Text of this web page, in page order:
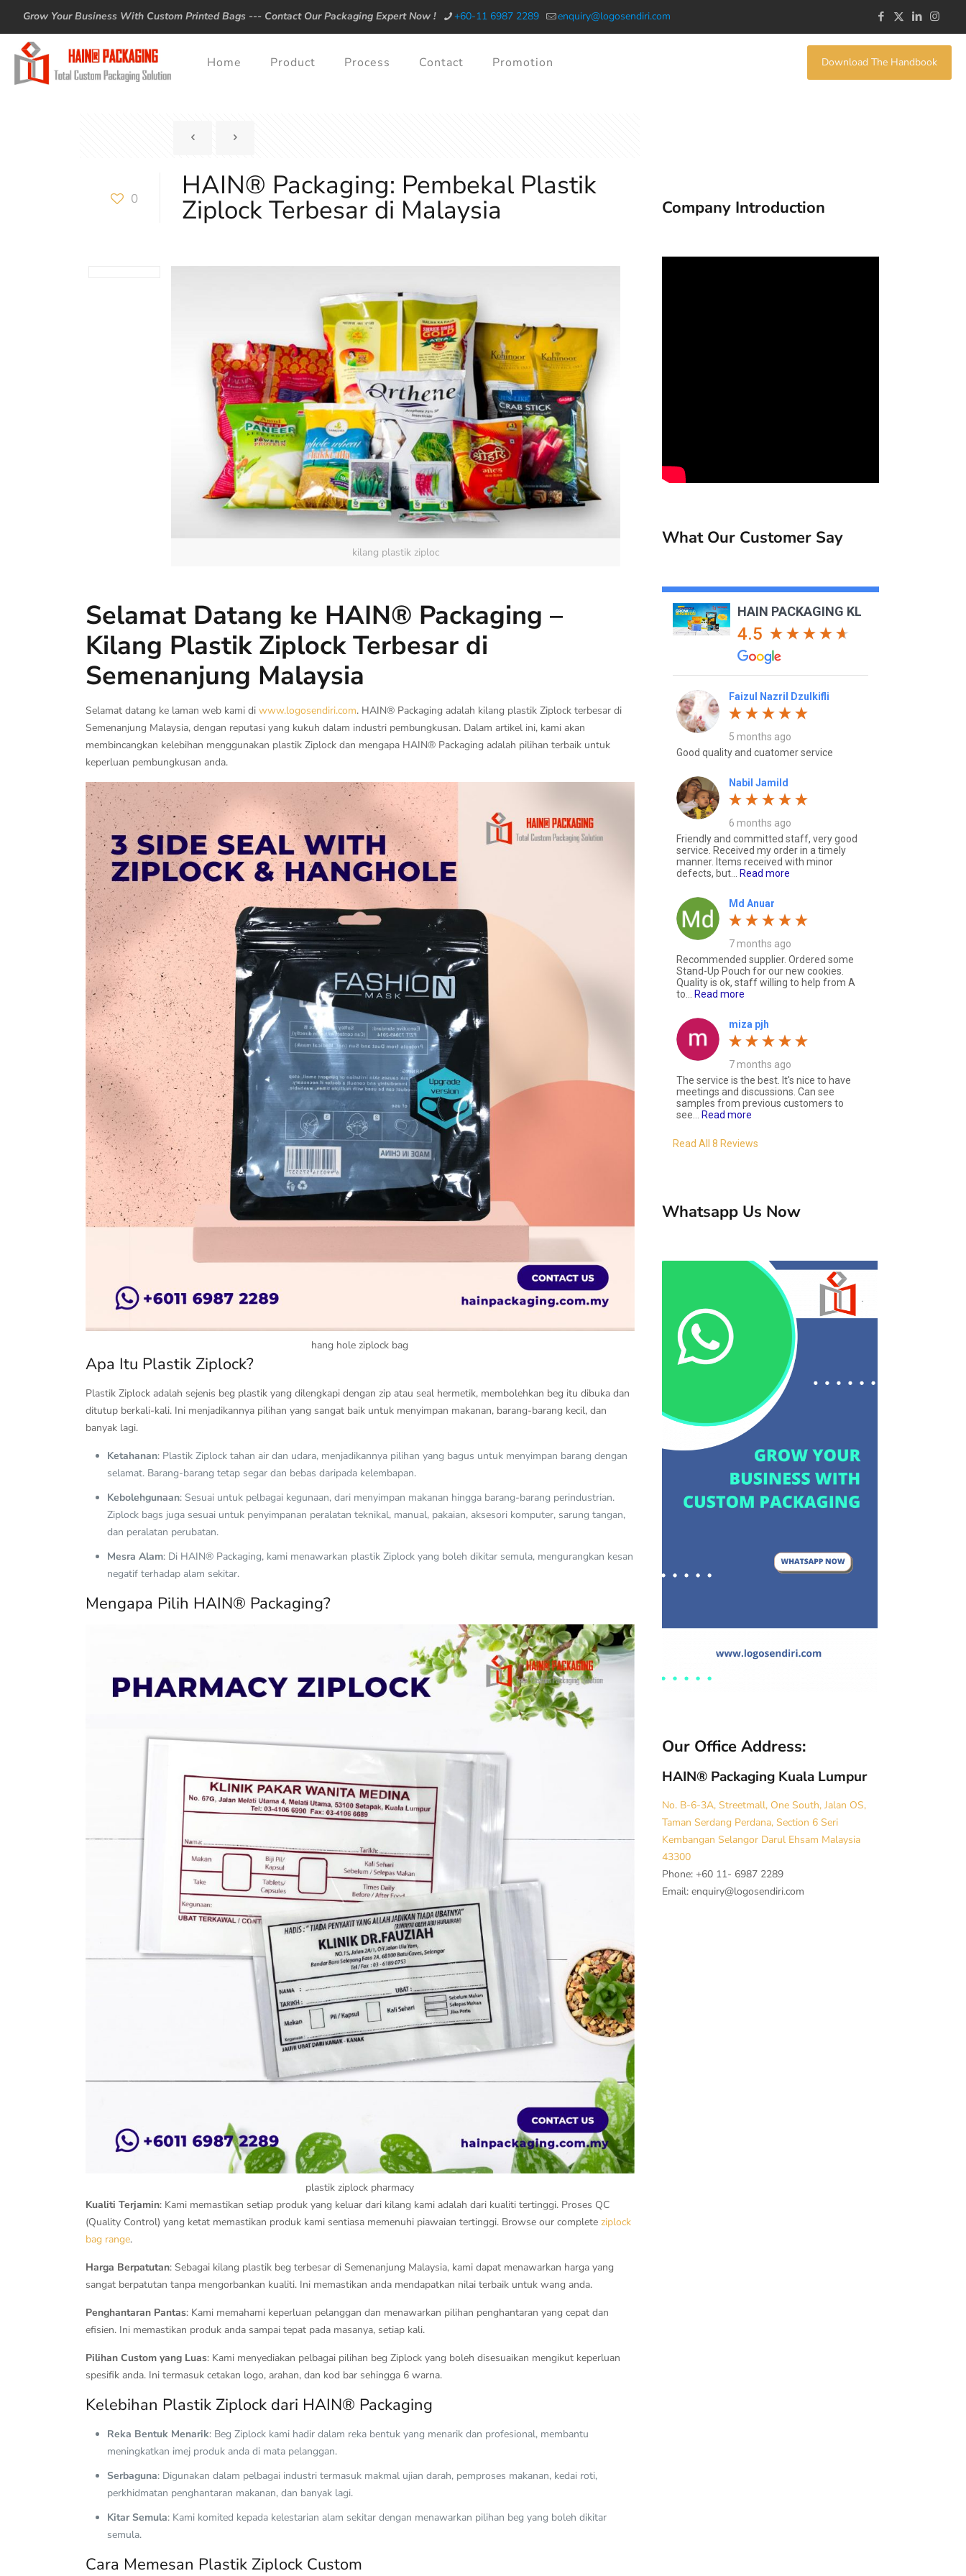
Grow Your Business With Custom Printed Bags --- Contact Our Packaging Expert Now ! +60-11 6987 2289 enquiry@logosendiri.com
Home Product Process Contact Promotion Download The Handbook
0 HAIN® Packaging: Pembekal Plastik
Ziplock Terbesar di Malaysia
kilang plastik ziploc
Selamat Datang ke HAIN® Packaging –
Kilang Plastik Ziplock Terbesar di
Semenanjung Malaysia
Selamat datang ke laman web kami di www.logosendiri.com. HAIN® Packaging adalah kilang plastik Ziplock terbesar di
Semenanjung Malaysia, dengan reputasi yang kukuh dalam industri pembungkusan. Dalam artikel ini, kami akan
membincangkan kelebihan menggunakan plastik Ziplock dan mengapa HAIN® Packaging adalah pilihan terbaik untuk
keperluan pembungkusan anda.
hang hole ziplock bag
Apa Itu Plastik Ziplock?
Plastik Ziplock adalah sejenis beg plastik yang dilengkapi dengan zip atau seal hermetik, membolehkan beg itu dibuka dan
ditutup berkali-kali. Ini menjadikannya pilihan yang sangat baik untuk menyimpan makanan, barang-barang kecil, dan
banyak lagi.
Ketahanan: Plastik Ziplock tahan air dan udara, menjadikannya pilihan yang bagus untuk menyimpan barang dengan
selamat. Barang-barang tetap segar dan bebas daripada kelembapan.
Kebolehgunaan: Sesuai untuk pelbagai kegunaan, dari menyimpan makanan hingga barang-barang perindustrian.
Ziplock bags juga sesuai untuk penyimpanan peralatan teknikal, manual, pakaian, aksesori komputer, sarung tangan,
dan peralatan perubatan.
Mesra Alam: Di HAIN® Packaging, kami menawarkan plastik Ziplock yang boleh dikitar semula, mengurangkan kesan
negatif terhadap alam sekitar.
Mengapa Pilih HAIN® Packaging?
plastik ziplock pharmacy
Kualiti Terjamin: Kami memastikan setiap produk yang keluar dari kilang kami adalah dari kualiti tertinggi. Proses QC
(Quality Control) yang ketat memastikan produk kami sentiasa memenuhi piawaian tertinggi. Browse our complete ziplock
bag range.
Harga Berpatutan: Sebagai kilang plastik beg terbesar di Semenanjung Malaysia, kami dapat menawarkan harga yang
sangat berpatutan tanpa mengorbankan kualiti. Ini memastikan anda mendapatkan nilai terbaik untuk wang anda.
Penghantaran Pantas: Kami memahami keperluan pelanggan dan menawarkan pilihan penghantaran yang cepat dan
efisien. Ini memastikan produk anda sampai tepat pada masanya, setiap kali.
Pilihan Custom yang Luas: Kami menyediakan pelbagai pilihan beg Ziplock yang boleh disesuaikan mengikut keperluan
spesifik anda. Ini termasuk cetakan logo, arahan, dan kod bar sehingga 6 warna.
Kelebihan Plastik Ziplock dari HAIN® Packaging
Reka Bentuk Menarik: Beg Ziplock kami hadir dalam reka bentuk yang menarik dan profesional, membantu
meningkatkan imej produk anda di mata pelanggan.
Serbaguna: Digunakan dalam pelbagai industri termasuk makmal ujian darah, pemproses makanan, kedai roti,
perkhidmatan penghantaran makanan, dan banyak lagi.
Kitar Semula: Kami komited kepada kelestarian alam sekitar dengan menawarkan pilihan beg yang boleh dikitar
semula.
Cara Memesan Plastik Ziplock Custom
Company Introduction
What Our Customer Say
HAIN PACKAGING KL
4.5
Faizul Nazril Dzulkifli
5 months ago
Good quality and cuatomer service
Nabil Jamild
6 months ago
Friendly and committed staff, very good
service. Received my order in a timely
manner. Items received with minor
defects, but... Read more
Md Anuar
7 months ago
Recommended supplier. Ordered some
Stand-Up Pouch for our new cookies.
Quality is ok, staff willing to help from A
to... Read more
miza pjh
7 months ago
The service is the best. It's nice to have
meetings and discussions. Can see
samples from previous customers to
see... Read more
Read All 8 Reviews
Whatsapp Us Now
Our Office Address:
HAIN® Packaging Kuala Lumpur
No. B-6-3A, Streetmall, One South, Jalan OS,
Taman Serdang Perdana, Section 6 Seri
Kembangan Selangor Darul Ehsam Malaysia
43300
Phone: +60 11- 6987 2289
Email:enquiry@logosendiri.com